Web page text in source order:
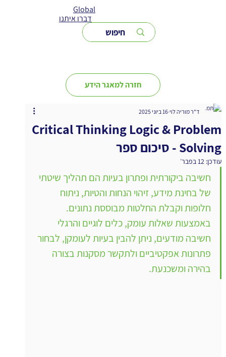
Global
דברו איתנו
חזרה למאגר הידע
Critical Thinking Logic & Problem
Solving - סיכום ספר
ד"ר מוריה לוי 16 ביוני 2025
עודכן: 12 בפבר׳
חשיבה ביקורתית ופתרון בעיות הם תהליך שיטתי
של בחינת מידע, זיהוי הנחות והטיות, ניתוח
חלופות וקבלת החלטות מבוססת נתונים.
באמצעות שאלות עומק, כלים לוגיים והרגלי
חשיבה מודעים, ניתן להבין בעיות לעומקן, לבחור
פתרונות אפקטיביים ולתקשר מסקנות בצורה
בהירה ומשכנעת.